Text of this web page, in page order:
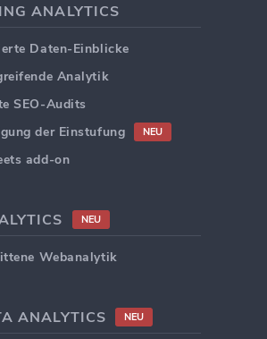
ANALYTICS
Daten-Einblicke
Analytik
SEO-Audits
der Einstufung
NEU
add-on
NEU
Webanalytik
ANALYTICS NEU